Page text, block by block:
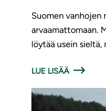
Suomen vanhojen
arvaamattomaan.
löytää usein sieltä,
LUE LISÄÄ